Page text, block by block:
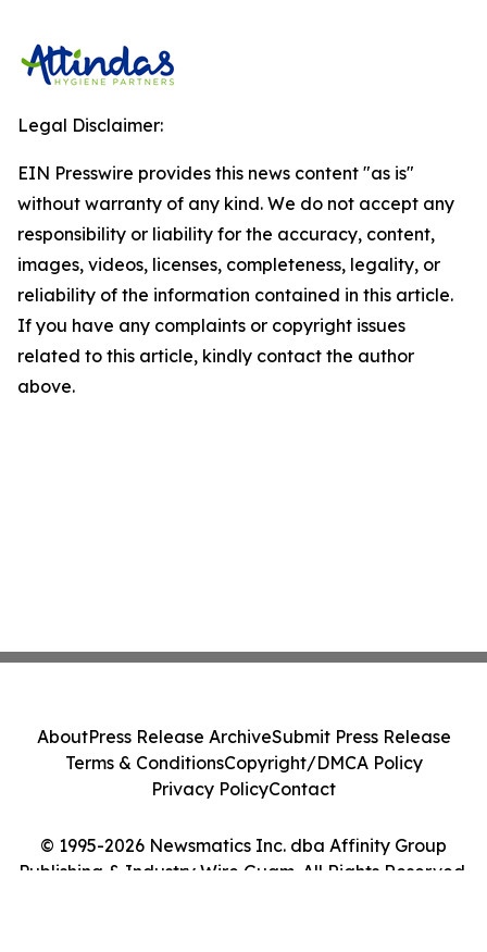
Legal Disclaimer:
EIN Presswire provides this news content "as is"
without warranty of any kind. We do not accept any
responsibility or liability for the accuracy, content,
images, videos, licenses, completeness, legality, or
reliability of the information contained in this article.
If you have any complaints or copyright issues
related to this article, kindly contact the author
above.
© 1995-2026 Newsmatics Inc. dba Affinity Group
Publishing & Industry Wire Guam. All Rights Reserved.
AboutPress Release ArchiveSubmit Press Release
Terms & ConditionsCopyright/DMCA Policy
Privacy PolicyContact